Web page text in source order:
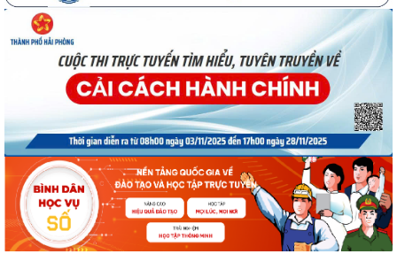
Quyết định số 3091/QĐ-UBND ngày 05/8/2026 của UBND thành phố
Về việc công bố thủ tục hành chính ban...
Quyết định số 3095/QĐ-UBND ngày 05/8/2026 của UBND thành phố
Về việc công bố danh mục thủ tục hành...
Quyết định công bố Người phát ngôn xã Vĩnh Hoà
Thông báo đấu giá Quyền sử dụng đất tại thôn Xuân Hùng ( cũ), xã
Vĩnh Hòa, thành phố Hải Phòng.